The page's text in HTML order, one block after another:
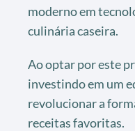
moderno em
culinária caseira.
Ao optar por este
investindo em um
revolucionar a
receitas favoritas.